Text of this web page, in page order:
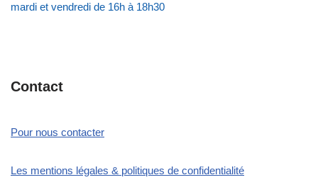
mardi et vendredi de 16h à 18h30
Contact
Pour nous contacter
Les mentions légales & politiques de confidentialité